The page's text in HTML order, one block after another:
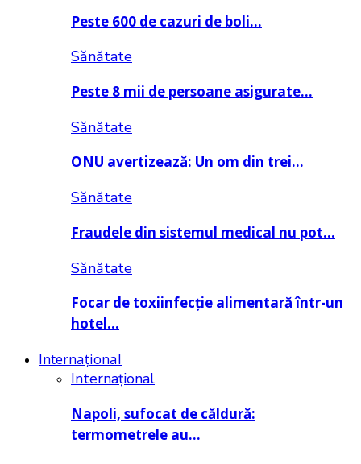
Peste 600 de cazuri de boli…
Sănătate
Peste 8 mii de persoane asigurate…
Sănătate
ONU avertizează: Un om din trei…
Sănătate
Fraudele din sistemul medical nu pot…
Sănătate
Focar de toxiinfecție alimentară într-un
hotel…
Internațional
Internațional
Napoli, sufocat de căldură:
termometrele au…